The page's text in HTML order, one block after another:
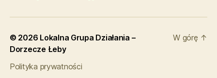
© 2026 Lokalna Grupa Działania –
Dorzecze Łeby
Polityka prywatności
W górę ↑